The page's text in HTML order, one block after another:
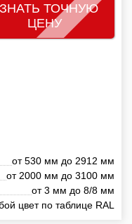
ТОЧНУЮ
ЦЕНУ
от 530 мм до 2912 мм
от 2000 мм до 3100 мм
от 3 мм до 8/8 мм
цвет по таблице RAL